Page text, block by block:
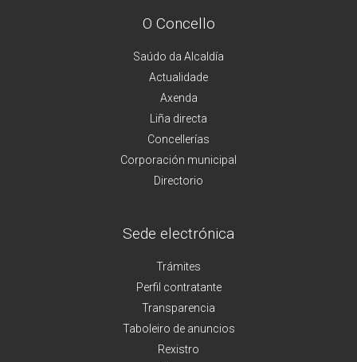
O Concello
Saúdo da Alcaldía
Actualidade
Axenda
Liña directa
Concellerías
Corporación municipal
Directorio
Sede electrónica
Trámites
Perfil contratante
Transparencia
Taboleiro de anuncios
Rexistro